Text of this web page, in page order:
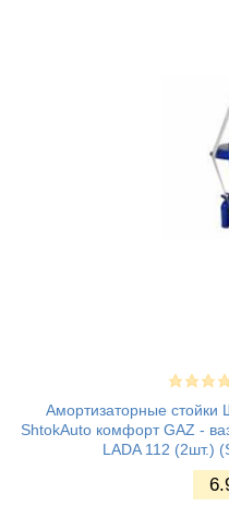
Амортизаторные стойки
ShtokAuto комфорт GAZ -
LADA 112 (2шт.)